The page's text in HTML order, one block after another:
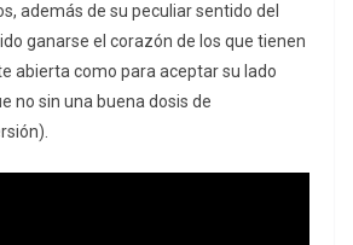
además de su peculiar sentido del
ganarse el corazón de los que tienen
abierta como para aceptar su lado
no sin una buena dosis de